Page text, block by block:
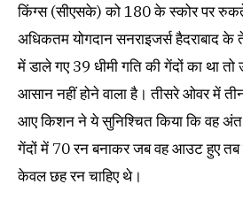
किंग्स (सीएसके) को 180 के स्कोर पर
अधिकतम योगदान सनराइजर्स हैदराबाद के
में डाले गए 39 धीमी गति की गेंदों का था
आसान नहीं होने वाला है। तीसरे ओवर में
आए किशन ने ये सुनिश्चित किया कि वह
गेंदों में 70 रन बनाकर जब वह आउट हुए तब
केवल छह रन चाहिए थे।